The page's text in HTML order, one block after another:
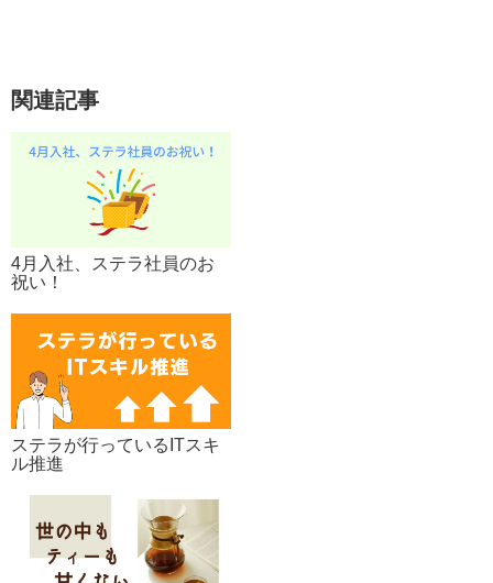
関連記事
4月入社、ステラ社員のお
祝い！
ステラが行っているITスキ
ル推進